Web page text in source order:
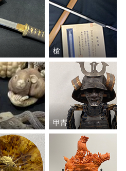
槍
甲冑